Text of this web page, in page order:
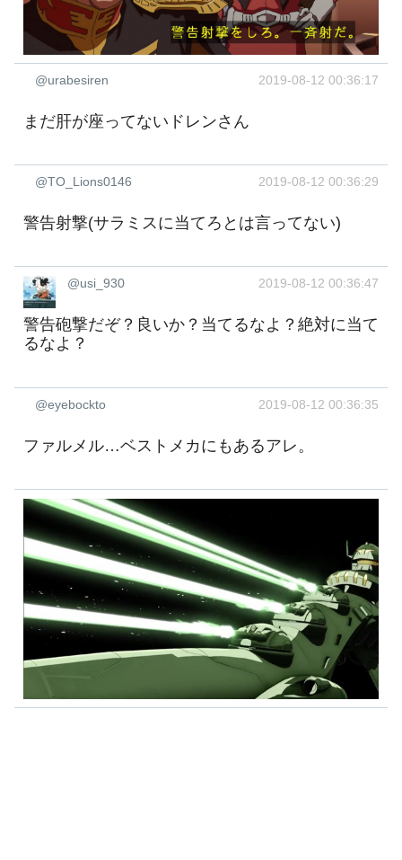
@urabesiren 2019-08-12 00:36:17
まだ肝が座ってないドレンさん
@TO_Lions0146 2019-08-12 00:36:29
警告射撃(サラミスに当てろとは言ってない)
@usi_930 2019-08-12 00:36:47
警告砲撃だぞ？良いか？当てるなよ？絶対に当て
るなよ？
@eyebockto 2019-08-12 00:36:35
ファルメル…ベストメカにもあるアレ。